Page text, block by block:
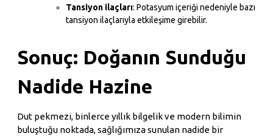
Tansiyon ilaçları: Potasyum içeriği nedeniyle bazı
tansiyon ilaçlarıyla etkileşime girebilir.
Sonuç: Doğanın Sunduğu
Nadide Hazine
Dut pekmezi, binlerce yıllık bilgelik ve modern bilimin
buluştuğu noktada, sağlığımıza sunulan nadide bir